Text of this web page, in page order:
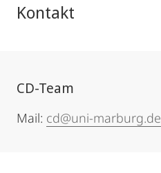
Kontakt
CD-Team
Mail: cd@uni-marburg.de